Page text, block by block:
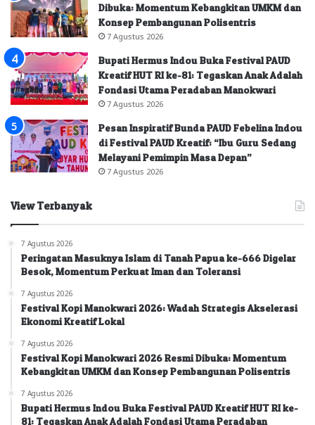
Dibuka: Momentum Kebangkitan UMKM dan
Konsep Pembangunan Polisentris
7 Agustus 2026
Bupati Hermus Indou Buka Festival PAUD
Kreatif HUT RI ke-81: Tegaskan Anak Adalah
Fondasi Utama Peradaban Manokwari
7 Agustus 2026
Pesan Inspiratif Bunda PAUD Febelina Indou
di Festival PAUD Kreatif: “Ibu Guru Sedang
Melayani Pemimpin Masa Depan”
7 Agustus 2026
View Terbanyak
7 Agustus 2026
Peringatan Masuknya Islam di Tanah Papua ke-666 Digelar
Besok, Momentum Perkuat Iman dan Toleransi
7 Agustus 2026
Festival Kopi Manokwari 2026: Wadah Strategis Akselerasi
Ekonomi Kreatif Lokal
7 Agustus 2026
Festival Kopi Manokwari 2026 Resmi Dibuka: Momentum
Kebangkitan UMKM dan Konsep Pembangunan Polisentris
7 Agustus 2026
Bupati Hermus Indou Buka Festival PAUD Kreatif HUT RI ke-
81: Tegaskan Anak Adalah Fondasi Utama Peradaban